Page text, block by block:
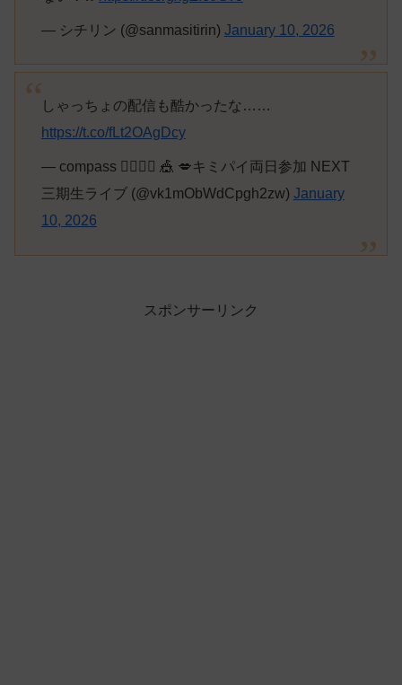
— シチリン (@sanmasitirin) January 10, 2026
しゃっちょの配信も酷かったな……
https://t.co/fLt2OAgDcy
— compass 🏴‍☠️🧟‍♀️ 🎪 💋キミパイ両日参加 NEXT
三期生ライブ (@vk1mObWdCpgh2zw) January
10, 2026
スポンサーリンク